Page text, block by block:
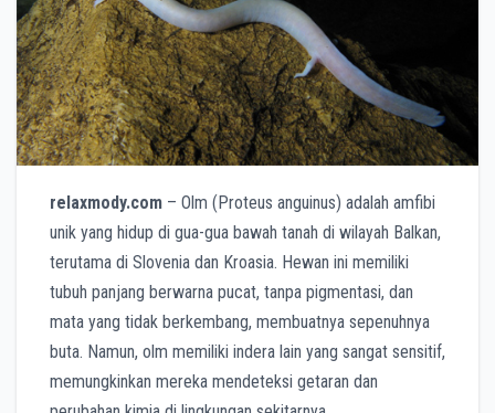
relaxmody.com – Olm (Proteus anguinus) adalah amfibi
unik yang hidup di gua-gua bawah tanah di wilayah Balkan,
terutama di Slovenia dan Kroasia. Hewan ini memiliki
tubuh panjang berwarna pucat, tanpa pigmentasi, dan
mata yang tidak berkembang, membuatnya sepenuhnya
buta. Namun, olm memiliki indera lain yang sangat sensitif,
memungkinkan mereka mendeteksi getaran dan